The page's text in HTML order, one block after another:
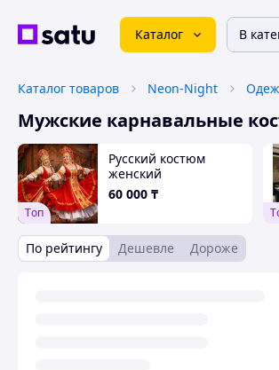
Каталог В
Каталог товаров Neon-Night
Мужские карнавальные
Tоп
Русский костюм
женский
60 000 ₸
По рейтингу Дешевле Дороже